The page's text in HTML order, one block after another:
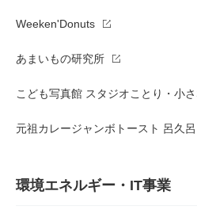
Weeken'Donuts
あまいもの研究所
こども写真館 スタジオことり・小
元祖カレージャンボトースト 呂久呂
環境エネルギー・IT事業